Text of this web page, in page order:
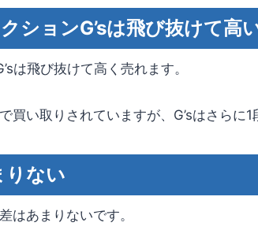
ションG’sは飛び抜けて高
は飛び抜けて高く売れます。
買い取りされていますが、G’sはさらに1
りない
はあまりないです。